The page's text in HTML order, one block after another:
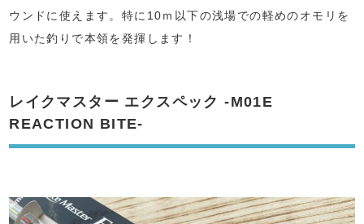
ウンドに使えます。特に10ｍ以下の浅場での軽めのオモリを
用いた釣りで本領を発揮します！
レイクマスター エクスペック -M01E
REACTION BITE-